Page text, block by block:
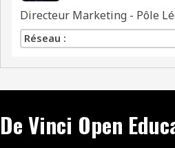
Directeur Marketing - Pôle
Réseau :
De Vinci Open